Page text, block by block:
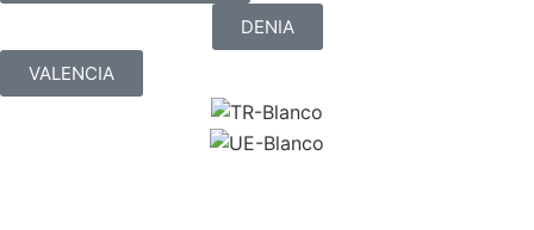
DENIA
VALENCIA